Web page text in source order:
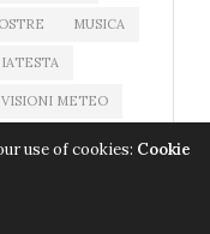
MUSICA
METEO
RAI 1
use of cookies: Cookie